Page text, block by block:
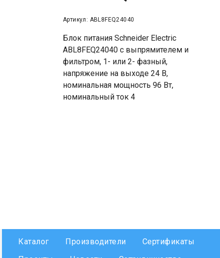
Артикул: ABL8FEQ24040
Блок питания Schneider Electric
ABL8FEQ24040 с выпрямителем и
фильтром, 1- или 2- фазный,
напряжение на выходе 24 В,
номинальная мощность 96 Вт,
номинальный ток 4
Каталог Производители
Сертификаты